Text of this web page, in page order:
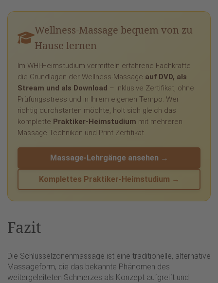
Wellness-Massage bequem von zu
Hause lernen
Im WHI-Heimstudium vermitteln erfahrene Fachkräfte
die Grundlagen der Wellness-Massage auf DVD, als
Stream und als Download – inklusive Zertifikat, ohne
Prüfungsstress und in Ihrem eigenen Tempo. Wer
richtig durchstarten möchte, holt sich gleich das
komplette Praktiker-Heimstudium mit mehreren
Massage-Techniken und Print-Zertifikat.
Massage-Lehrgänge ansehen →
Komplettes Praktiker-Heimstudium →
Fazit
Die Schlüsselzonenmassage ist eine traditionelle, alternative
Massageform, die das bekannte Phänomen des
weitergeleiteten Schmerzes als Konzept aufgreift und